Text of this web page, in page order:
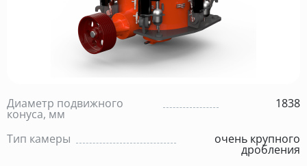
Диаметр подвижного
конуса, мм
1838
Тип камеры очень крупного
дробления